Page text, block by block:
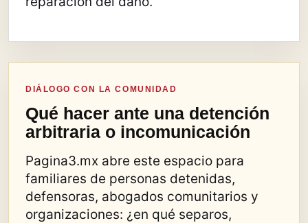
DIÁLOGO CON LA COMUNIDAD
Qué hacer ante una detención
arbitraria o incomunicación
Pagina3.mx abre este espacio para
familiares de personas detenidas,
defensoras, abogados comunitarios y
organizaciones: ¿en qué separos,